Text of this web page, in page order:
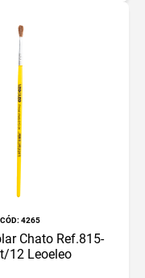
:4265
Chato Ref.815-
12 Leoeleo